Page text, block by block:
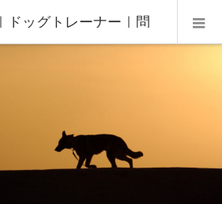
ドッグトレーナー｜問